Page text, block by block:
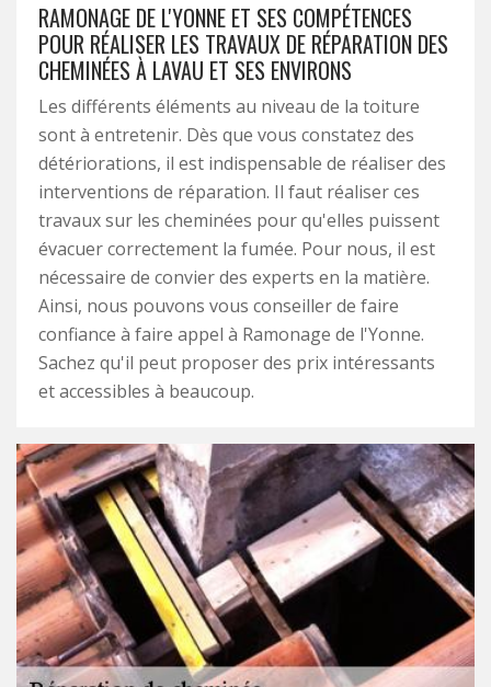
RAMONAGE DE L'YONNE ET SES COMPÉTENCES
POUR RÉALISER LES TRAVAUX DE RÉPARATION DES
CHEMINÉES À LAVAU ET SES ENVIRONS
Les différents éléments au niveau de la toiture
sont à entretenir. Dès que vous constatez des
détériorations, il est indispensable de réaliser des
interventions de réparation. Il faut réaliser ces
travaux sur les cheminées pour qu'elles puissent
évacuer correctement la fumée. Pour nous, il est
nécessaire de convier des experts en la matière.
Ainsi, nous pouvons vous conseiller de faire
confiance à faire appel à Ramonage de l'Yonne.
Sachez qu'il peut proposer des prix intéressants
et accessibles à beaucoup.